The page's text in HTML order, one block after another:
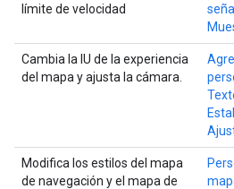
límite de velocidad
Cambia la IU de la experiencia
del mapa y ajusta la cámara.
Modifica los estilos del mapa
de navegación y el mapa de